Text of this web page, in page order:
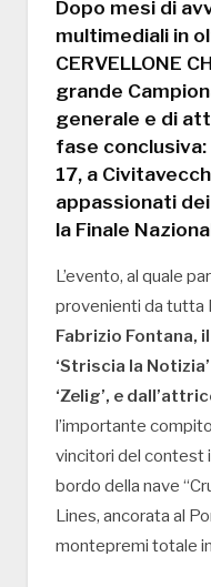
Dopo mesi di
multimediali in
CERVELLONE
grande
generale e di
fase conclusiva:
17, a
appassionati
la Finale
L’evento, al quale
provenienti da tutta
Fabrizio Fontana,
‘Striscia la
‘Zelig’, e
l’importante
vincitori del contest
bordo della nave
Lines, ancorata al
montepremi totale